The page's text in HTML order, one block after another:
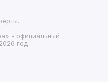
- официальный
год